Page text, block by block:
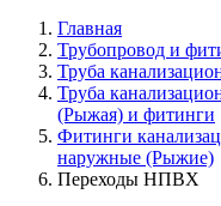
Главная
Трубопровод и
Труба
Труба
(Рыжая) и фитинги
Фитинги
наружные (Рыжие)
Переходы НПВХ